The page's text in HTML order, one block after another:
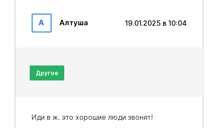
А Алтуша 19.01.2025 в 10:04
Другое
Иди в ж. это хорошие люди звонят!